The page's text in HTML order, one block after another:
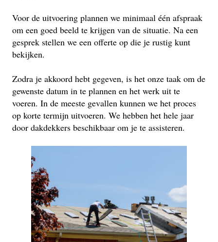
Voor de uitvoering plannen we minimaal één afspraak
om een goed beeld te krijgen van de situatie. Na een
gesprek stellen we een offerte op die je rustig kunt
bekijken.
Zodra je akkoord hebt gegeven, is het onze taak om de
gewenste datum in te plannen en het werk uit te
voeren. In de meeste gevallen kunnen we het proces
op korte termijn uitvoeren. We hebben het hele jaar
door dakdekkers beschikbaar om je te assisteren.